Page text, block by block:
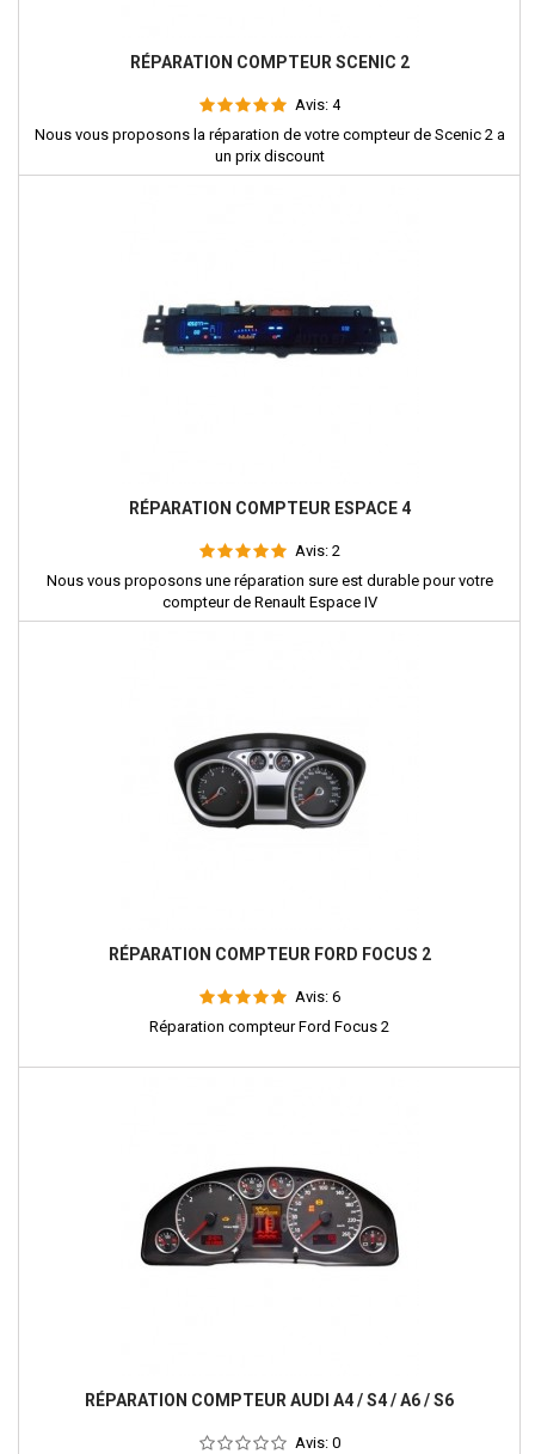
RÉPARATION COMPTEUR SCENIC 2
Avis: 4
Nous vous proposons la réparation de votre compteur de Scenic 2 a
un prix discount
RÉPARATION COMPTEUR ESPACE 4
Avis: 2
Nous vous proposons une réparation sure est durable pour votre
compteur de Renault Espace IV
RÉPARATION COMPTEUR FORD FOCUS 2
Avis: 6
Réparation compteur Ford Focus 2
RÉPARATION COMPTEUR AUDI A4 / S4 / A6 / S6
Avis: 0